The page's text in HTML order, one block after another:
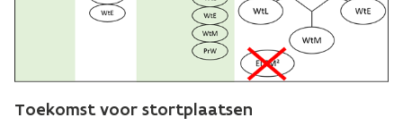
Toekomst voor stortplaatsen